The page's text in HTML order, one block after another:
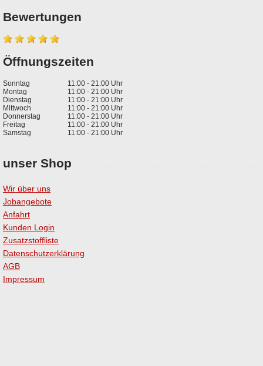
Bewertungen
Öffnungszeiten
Sonntag
11:00 - 21:00 Uhr
Montag
11:00 - 21:00 Uhr
Dienstag
11:00 - 21:00 Uhr
Mittwoch
11:00 - 21:00 Uhr
Donnerstag
11:00 - 21:00 Uhr
Freitag
11:00 - 21:00 Uhr
Samstag
11:00 - 21:00 Uhr
unser Shop
Wir über uns
Jobangebote
Anfahrt
Kunden Login
Zusatzstoffliste
Datenschutzerklärung
AGB
Impressum